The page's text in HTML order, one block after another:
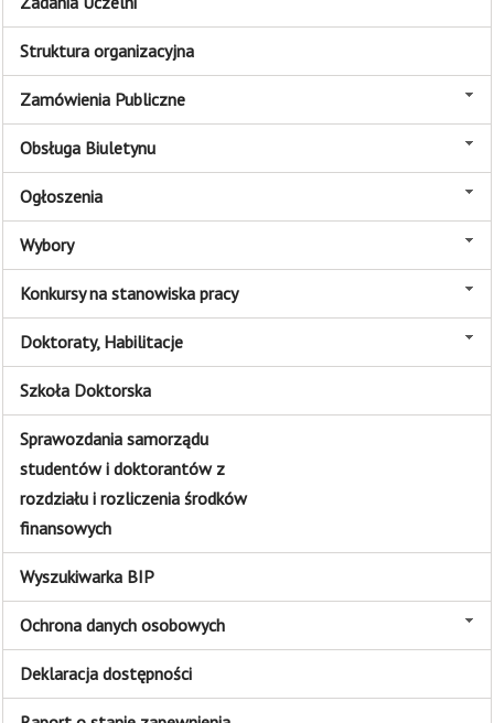
Struktura organizacyjna
Zamówienia Publiczne
Obsługa Biuletynu
Ogłoszenia
Wybory
Konkursy na stanowiska pracy
Doktoraty, Habilitacje
Szkoła Doktorska
Sprawozdania samorządu
studentów i doktorantów z
rozdziału i rozliczenia środków
finansowych
Wyszukiwarka BIP
Ochrona danych osobowych
Deklaracja dostępności